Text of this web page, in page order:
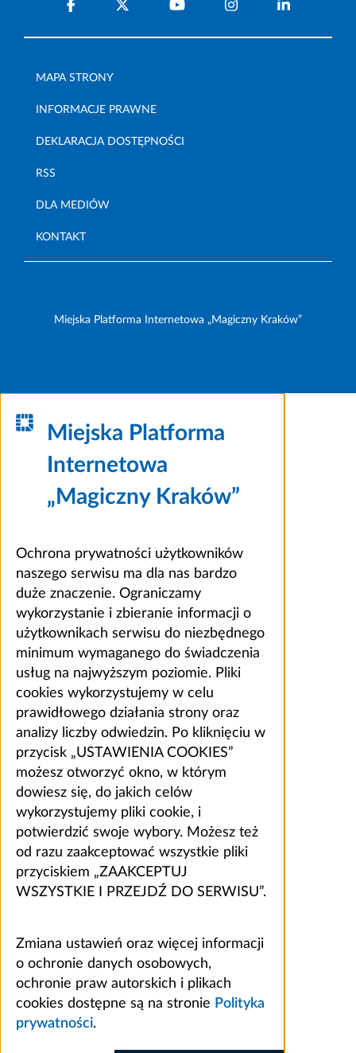
MAPA STRONY
INFORMACJE PRAWNE
DEKLARACJA DOSTĘPNOŚCI
RSS
DLA MEDIÓW
KONTAKT
Miejska Platforma Internetowa „Magiczny Kraków”
Miejska Platforma
Internetowa
„Magiczny Kraków”
Ochrona prywatności użytkowników
naszego serwisu ma dla nas bardzo
duże znaczenie. Ograniczamy
wykorzystanie i zbieranie informacji o
użytkownikach serwisu do niezbędnego
minimum wymaganego do świadczenia
usług na najwyższym poziomie. Pliki
cookies wykorzystujemy w celu
prawidłowego działania strony oraz
analizy liczby odwiedzin. Po kliknięciu w
przycisk „USTAWIENIA COOKIES”
możesz otworzyć okno, w którym
dowiesz się, do jakich celów
wykorzystujemy pliki cookie, i
potwierdzić swoje wybory. Możesz też
od razu zaakceptować wszystkie pliki
przyciskiem „ZAAKCEPTUJ
WSZYSTKIE I PRZEJDŹ DO SERWISU”.
Zmiana ustawień oraz więcej informacji
o ochronie danych osobowych,
ochronie praw autorskich i plikach
cookies dostępne są na stronie Polityka
prywatności.